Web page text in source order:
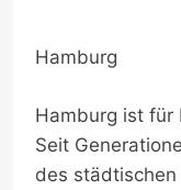
Hamburg
Hamburg ist für
Seit
des